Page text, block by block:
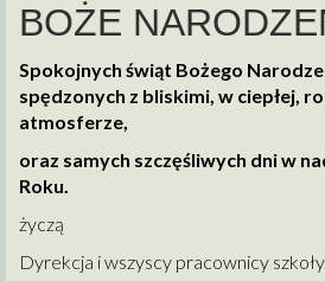
BOŻE
Spokojnych świąt Bożego
spędzonych z bliskimi, w ciepłej,
atmosferze,
oraz samych szczęśliwych dni w
Roku.
życzą
Dyrekcja i wszyscy pracownicy szkoły.